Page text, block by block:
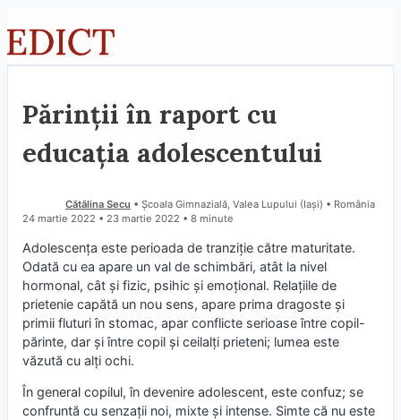
la
conținut
Părinții în raport cu
educația adolescentului
Cătălina Secu • Școala Gimnazială, Valea Lupului (Iaşi) • România
24 martie 2022
23 martie 2022 • 8 minute
Adolescența este perioada de tranziție către maturitate.
Odată cu ea apare un val de schimbări, atât la nivel
hormonal, cât și fizic, psihic și emoțional. Relațiile de
prietenie capătă un nou sens, apare prima dragoste și
primii fluturi în stomac, apar conflicte serioase între copil-
părinte, dar și între copil și ceilalți prieteni; lumea este
văzută cu alți ochi.
În general copilul, în devenire adolescent, este confuz; se
confruntă cu senzații noi, mixte și intense. Simte că nu este